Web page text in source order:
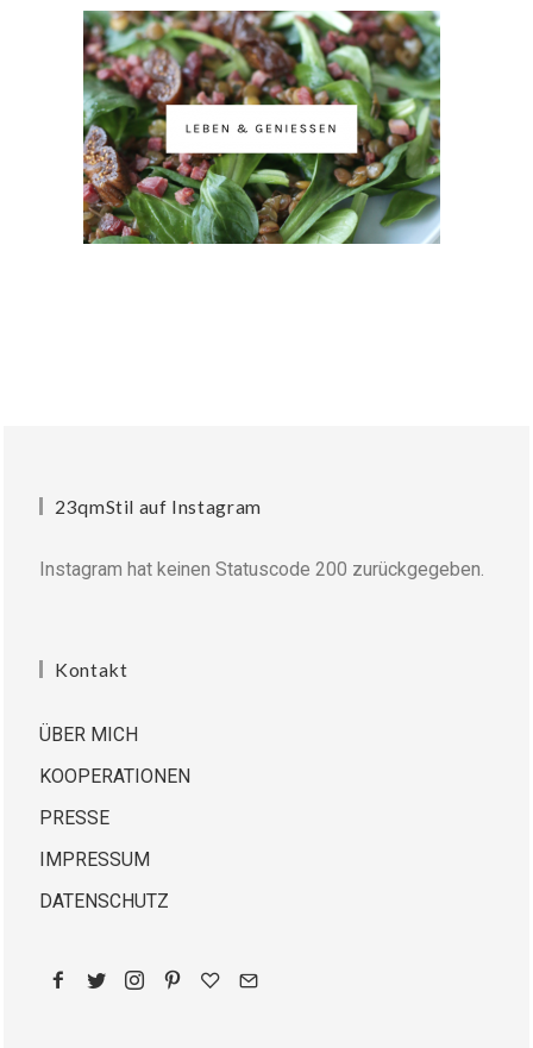
23qmStil auf Instagram
Instagram hat keinen Statuscode 200 zurückgegeben.
Kontakt
ÜBER MICH
KOOPERATIONEN
PRESSE
IMPRESSUM
DATENSCHUTZ